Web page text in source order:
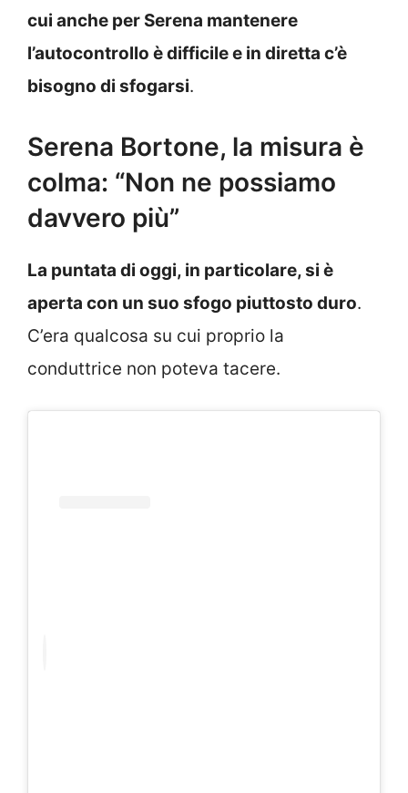
cui anche per Serena mantenere
l’autocontrollo è difficile e in diretta c’è
bisogno di sfogarsi.
Serena Bortone, la misura è
colma: “Non ne possiamo
davvero più”
La puntata di oggi, in particolare, si è
aperta con un suo sfogo piuttosto duro.
C’era qualcosa su cui proprio la
conduttrice non poteva tacere.